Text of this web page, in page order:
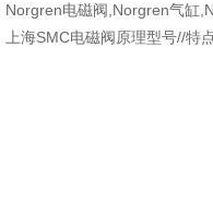
Norgren电磁阀,Norgren气缸
上海SMC电磁阀原理型号//特